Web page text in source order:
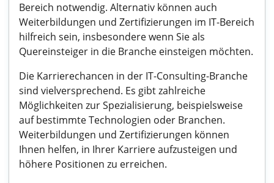
Bereich notwendig. Alternativ können auch
Weiterbildungen und Zertifizierungen im IT-Bereich
hilfreich sein, insbesondere wenn Sie als
Quereinsteiger in die Branche einsteigen möchten.
Die Karrierechancen in der IT-Consulting-Branche
sind vielversprechend. Es gibt zahlreiche
Möglichkeiten zur Spezialisierung, beispielsweise
auf bestimmte Technologien oder Branchen.
Weiterbildungen und Zertifizierungen können
Ihnen helfen, in Ihrer Karriere aufzusteigen und
höhere Positionen zu erreichen.